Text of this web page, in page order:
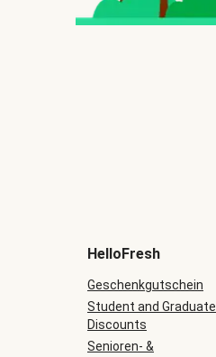
HelloFresh
Geschenkgutschein
Student and Graduate
Discounts
Senioren- &